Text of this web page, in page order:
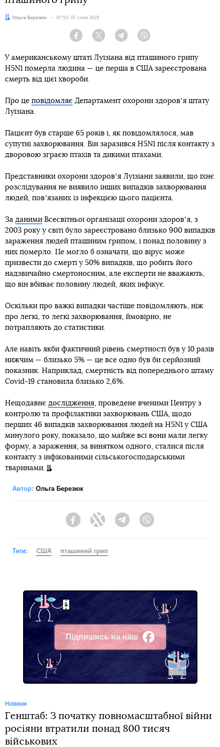
Автор:
Ольга Березюк Дата:
07:53, 07 січня 2025
Facebook Twitter Telegram
У американському штаті Луїзіана від пташиного грипу
H5N1 померла людина — це перша в США зареєстрована
смерть від цієї хвороби.
Про це повідомляє Департамент охорони здоровʼя штату
Луїзіана.
Пацієнт був старше 65 років і, як повідомлялося, мав
супутні захворювання. Він заразився H5N1 після контакту з
дворовою зграєю птахів та дикими птахами.
Представники охорони здоровʼя Луїзіани заявили, що їхнє
розслідування не виявило інших випадків захворювання
людей, повʼязаних із інфекцією цього пацієнта.
За даними Всесвітньої організації охорони здоровʼя, з
2003 року у світі було зареєстровано близько 900 випадків
зараження людей пташиним грипом, і понад половину з
них померло. Це могло б означати, що вірус може
призвести до смерті у 50% випадків, що робить його
надзвичайно смертоносним, але експерти не вважають,
що він вбиває половину людей, яких інфікує.
Оскільки про важкі випадки частіше повідомляють, ніж
про легкі, то легкі захворювання, ймовірно, не
потрапляють до статистики.
Але навіть якби фактичний рівень смертності був у 10 разів
нижчим — близько 5% — це все одно був би серйозний
показник. Наприклад, смертність від попереднього штаму
Covid-19 становила близько 2,6%.
Нещодавнє дослідження, проведене вченими Центру з
контролю та профілактики захворювань США, щодо
перших 46 випадків захворювання людей на H5N1 у США
минулого року, показало, що майже всі вони мали легку
форму, а зараження, за винятком одного, сталися після
контакту з інфікованими сільськогосподарськими
тваринами.
Автор: Ольга Березюк
FacebookTwitter Telegram
Теги: США пташиний грип
Підпишись на наш
Facebook
Новини
Генштаб: З початку повномасштабної війни
росіяни втратили понад 800 тисяч
військових